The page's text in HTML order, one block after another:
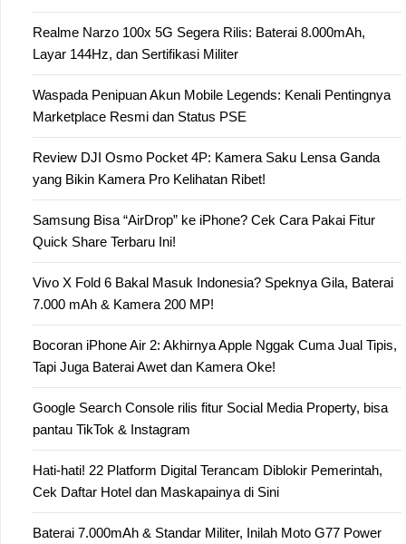
Realme Narzo 100x 5G Segera Rilis: Baterai 8.000mAh,
Layar 144Hz, dan Sertifikasi Militer
Waspada Penipuan Akun Mobile Legends: Kenali Pentingnya
Marketplace Resmi dan Status PSE
Review DJI Osmo Pocket 4P: Kamera Saku Lensa Ganda
yang Bikin Kamera Pro Kelihatan Ribet!
Samsung Bisa “AirDrop” ke iPhone? Cek Cara Pakai Fitur
Quick Share Terbaru Ini!
Vivo X Fold 6 Bakal Masuk Indonesia? Speknya Gila, Baterai
7.000 mAh & Kamera 200 MP!
Bocoran iPhone Air 2: Akhirnya Apple Nggak Cuma Jual Tipis,
Tapi Juga Baterai Awet dan Kamera Oke!
Google Search Console rilis fitur Social Media Property, bisa
pantau TikTok & Instagram
Hati-hati! 22 Platform Digital Terancam Diblokir Pemerintah,
Cek Daftar Hotel dan Maskapainya di Sini
Baterai 7.000mAh & Standar Militer, Inilah Moto G77 Power